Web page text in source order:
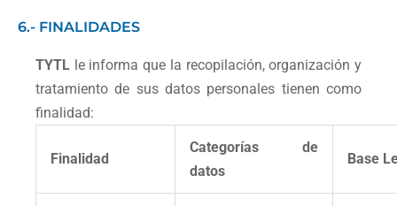
6.- FINALIDADES
TYTL le informa que la recopilación, organización y
tratamiento de sus datos personales tienen como
finalidad:
Finalidad
Categorías de
datos
Base